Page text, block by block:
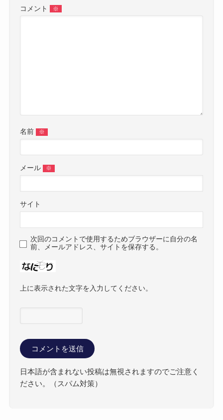
コメント ※
名前 ※
メール ※
サイト
次回のコメントで使用するためブラウザーに自分の名
前、メールアドレス、サイトを保存する。
上に表示された文字を入力してください。
日本語が含まれない投稿は無視されますのでご注意く
ださい。（スパム対策）